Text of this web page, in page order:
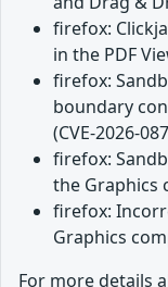
firefox:
in the PDF
firefox:
boundary
(CVE-2026-
firefox:
the Graphics
firefox:
Graphics
For more details